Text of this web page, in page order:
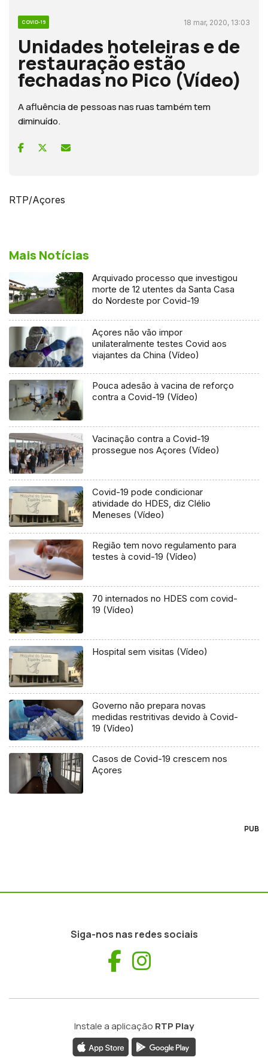
COVID-19 18 mar, 2020, 13:03
Unidades hoteleiras e de
restauração estão
fechadas no Pico (Vídeo)
A afluência de pessoas nas ruas também tem
diminuído.
RTP/Açores
Mais Notícias
Arquivado processo que investigou
morte de 12 utentes da Santa Casa
do Nordeste por Covid-19
Açores não vão impor
unilateralmente testes Covid aos
viajantes da China (Vídeo)
Pouca adesão à vacina de reforço
contra a Covid-19 (Vídeo)
Vacinação contra a Covid-19
prossegue nos Açores (Vídeo)
Covid-19 pode condicionar
atividade do HDES, diz Clélio
Meneses (Vídeo)
Região tem novo regulamento para
testes à covid-19 (Vídeo)
70 internados no HDES com covid-
19 (Vídeo)
Hospital sem visitas (Vídeo)
Governo não prepara novas
medidas restritivas devido à Covid-
19 (Vídeo)
Casos de Covid-19 crescem nos
Açores
PUB
Siga-nos nas redes sociais
Facebook
Instale a aplicação RTP Play